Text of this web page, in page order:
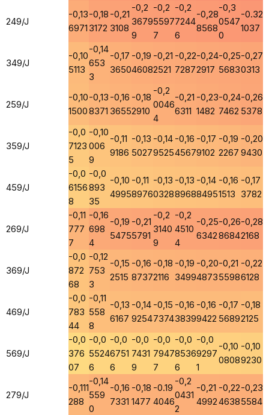
249/J
-0,13
6971
-0,18
3172
-0,21
3108
-0,2
3679
9
-0,2
5597
7
-0,2
7244
6
-0,28
8568
-0,3
0547
0
-0.32
1037
349/J
-0,10
5113
-0,14
653
3
-0,17
3650
-0,19
4608
-0,21
2521
-0,22
7287
-0,24
2917
-0,25
5683
-0,27
0313
259/J
-0,10
1500
-0,13
8371
-0,16
3655
-0,18
2910
-0,2
0046
4
-0,21
6311
-0,23
1482
-0,24
7462
-0,26
5378
359/J
-0,0
7123
5
-0,10
006
9
-0,11
9186
-0,13
5027
-0,14
9525
-0,16
4567
-0,17
9102
-0,19
2267
-0,20
9430
459/J
-0,0
6156
8
-0,0
893
35
-0,10
4995
-0,11
8976
-0,13
0328
-0,13
8968
-0,14
8495
-0,16
1513
-0,17
3782
269/J
-0,11
777
7
-0,16
698
4
-0,19
5475
-0,21
5791
-0,2
3140
9
-0,2
4510
4
-0,25
6342
-0,26
8684
-0,28
2168
369/J
-0,0
872
68
-0,12
753
3
-0,15
2515
-0,16
8737
-0,18
2116
-0,19
3499
-0,20
4873
-0,21
5598
-0,22
6128
469/J
-0,0
783
44
-0,11
558
8
-0,13
6167
-0,14
9254
-0,15
7374
-0,16
3839
-0,16
9422
-0,17
5689
-0,18
2125
569/J
-0,0
376
07
-0,0
5524
6
-0,0
6751
6
-0,0
7431
9
-0,0
7947
7
-0,0
8536
6
-0,0
9297
1
-0,10
0808
-0,10
9230
279/J
-0,111
288
-0,14
559
0
-0,16
7331
-0,18
1477
-0.19
4046
-0,2
0431
2
-0,21
4992
-0,22
4638
-0,23
5584